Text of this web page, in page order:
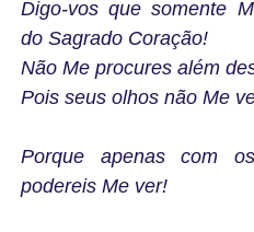
Digo-vos que somente
do Sagrado Coração!
Não Me procures além
Pois seus olhos não Me
Porque apenas com
podereis Me ver!